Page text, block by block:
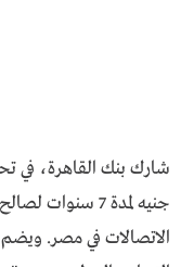
جنيه لمدة 7